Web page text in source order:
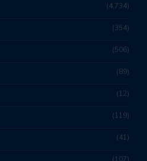
4,734
354
506
89
12
119
41
107